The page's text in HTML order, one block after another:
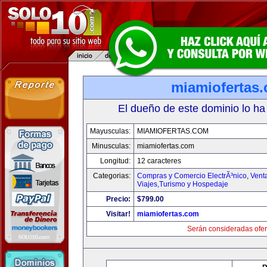
El dueño de este dominio lo
Mayusculas:
MIAMIOFERTAS.COM
Minusculas:
miamiofertas.com
Longitud:
12 caracteres
Categorias:
Compras y Comercio ElectrÃ³nico,
Viajes,Turismo y Hospedaje
Precio:
$799.00
Visitar!
miamiofertas.com
Serán consideradas